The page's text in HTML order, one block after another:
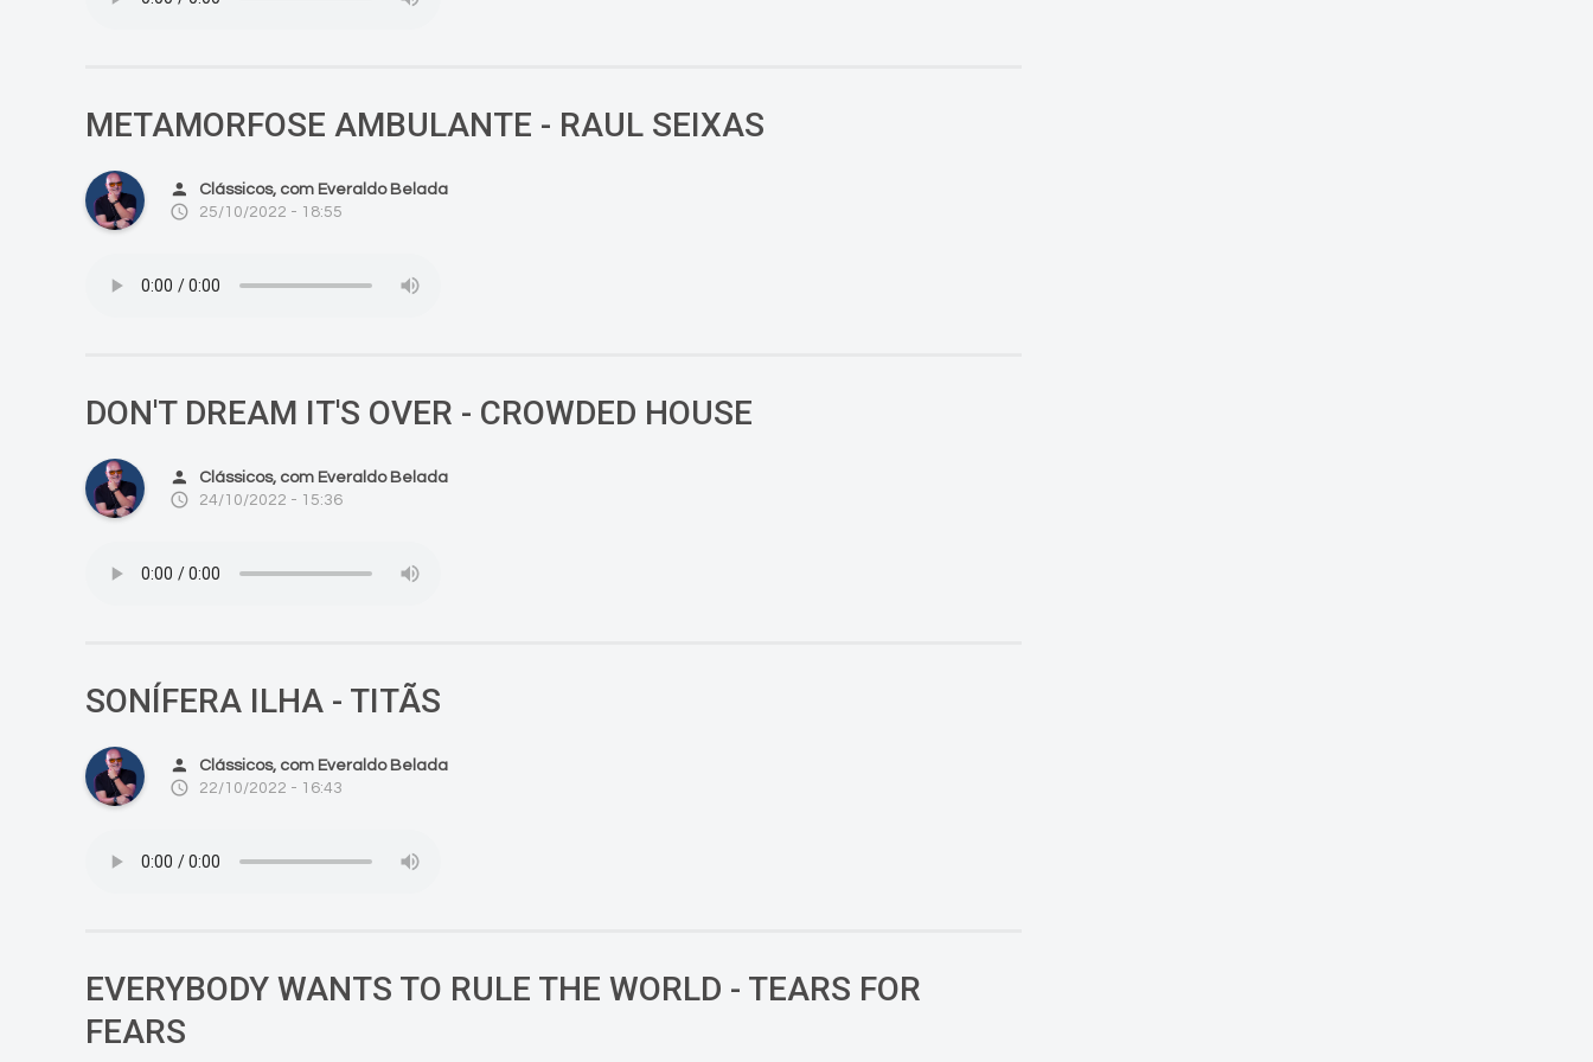
METAMORFOSE AMBULANTE - RAUL SEIXAS
person Clássicos, com Everaldo Belada
access_time 25/10/2022 - 18:55
DON'T DREAM IT'S OVER - CROWDED HOUSE
person Clássicos, com Everaldo Belada
access_time 24/10/2022 - 15:36
SONÍFERA ILHA - TITÃS
person Clássicos, com Everaldo Belada
access_time 22/10/2022 - 16:43
EVERYBODY WANTS TO RULE THE WORLD - TEARS FOR
FEARS